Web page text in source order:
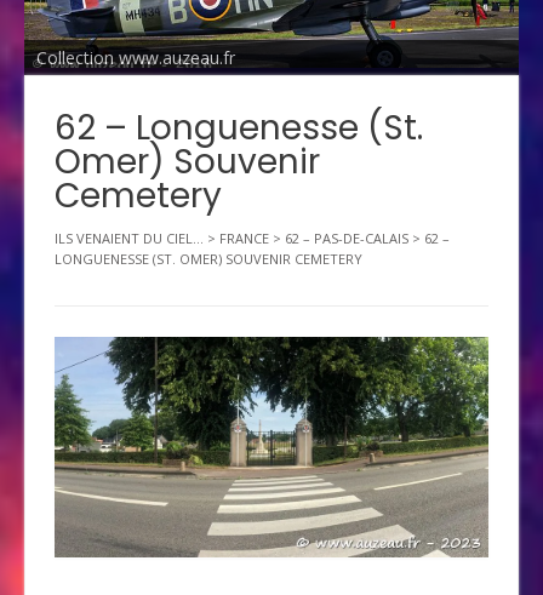
Collection www.auzeau.fr
62 – Longuenesse (St.
Omer) Souvenir
Cemetery
ILS VENAIENT DU CIEL... > FRANCE > 62 – PAS-DE-CALAIS > 62 –
LONGUENESSE (ST. OMER) SOUVENIR CEMETERY